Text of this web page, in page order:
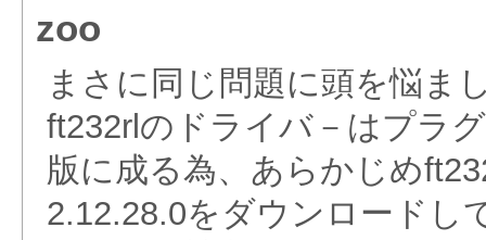
zoo
まさに同じ問題に頭を悩ま
ft232rlのドライバ－はプラ
版に成る為、あらかじめ
2.12.28.0をダウンロードし